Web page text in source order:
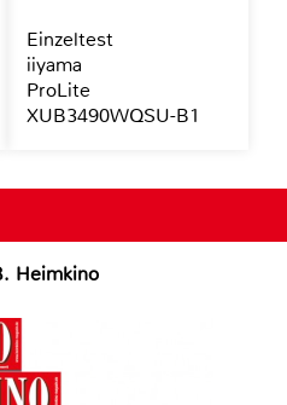
Heimkino
Einzeltest
iiyama
ProLite
XUB3490WQSU-B1